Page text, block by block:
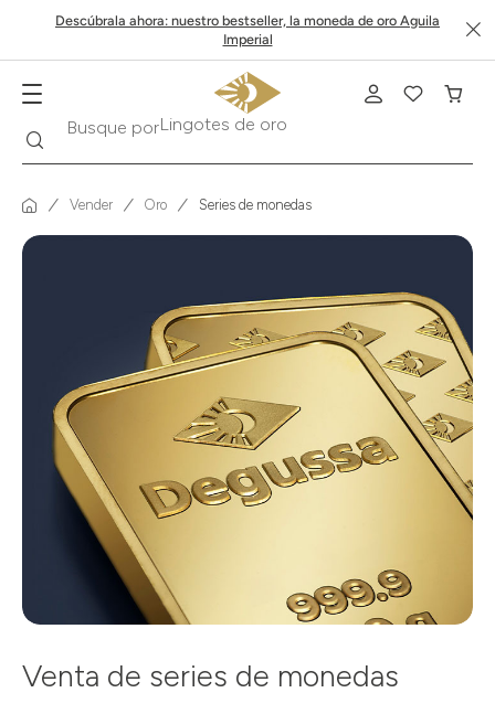
Descúbrala ahora: nuestro bestseller, la moneda de oro Aguila
Imperial
Busque por
Krugerrand
Vender Oro Series de monedas
Venta de series de monedas